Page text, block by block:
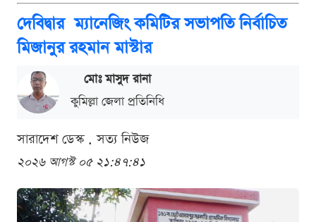
দেবিদ্বার ম্যানেজিং কমিটির সভাপতি নির্বাচিত
মিজানুর রহমান মাস্টার
মোঃ মাসুদ রানা
কুমিল্লা জেলা প্রতিনিধি
সারাদেশ ডেস্ক . সত্য নিউজ
২০২৬ আগস্ট ০৫ ২১:৪৭:৪১